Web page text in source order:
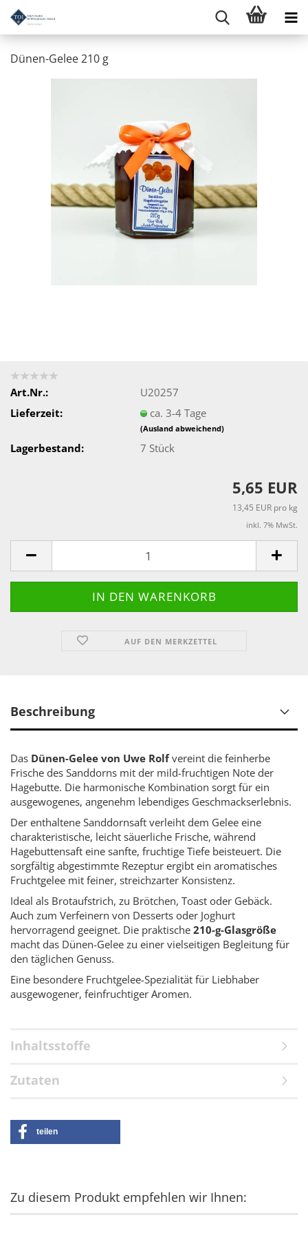
Dünen-Gelee 210 g
Art.Nr.:
U20257
Lieferzeit:
ca. 3-4 Tage
(Ausland abweichend)
Lagerbestand: 7 Stück
5,65 EUR
13,45 EUR pro kg
inkl. 7% MwSt.
AUF DEN MERKZETTEL
Beschreibung
Das Dünen-Gelee von Uwe Rolfvereint die feinherbe
Frische des Sanddorns mit der mild-fruchtigen Note der
Hagebutte. Die harmonische Kombination sorgt für ein
ausgewogenes, angenehm lebendiges Geschmackserlebnis.
Der enthaltene Sanddornsaft verleiht dem Gelee eine
charakteristische, leicht säuerliche Frische, während
Hagebuttensaft eine sanfte, fruchtige Tiefe beisteuert. Die
sorgfältig abgestimmte Rezeptur ergibt ein aromatisches
Fruchtgelee mit feiner, streichzarter Konsistenz.
Ideal als Brotaufstrich, zu Brötchen, Toast oder Gebäck.
Auch zum Verfeinern von Desserts oder Joghurt
hervorragend geeignet. Die praktische 210-g-Glasgröße
macht das Dünen-Gelee zu einer vielseitigen Begleitung für
den täglichen Genuss.
Eine besondere Fruchtgelee-Spezialität für Liebhaber
ausgewogener, feinfruchtiger Aromen.
Inhaltsstoffe
Zutaten
teilen
Zu diesem Produkt empfehlen wir Ihnen: